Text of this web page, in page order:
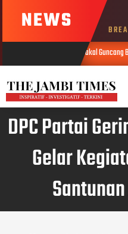
NEWS
LSM KRAKJ Bakal Guncang BWSS VI
DPC Partai
Gelar